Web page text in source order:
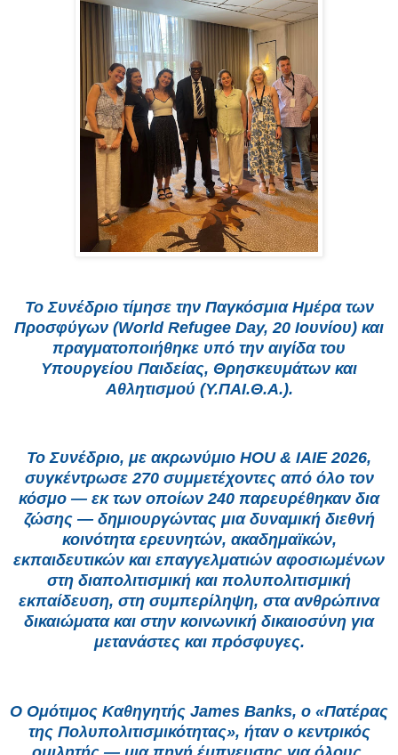
Το Συνέδριο τίμησε την Παγκόσμια Ημέρα των
Προσφύγων (World Refugee Day, 20 Ιουνίου) και
πραγματοποιήθηκε υπό την αιγίδα του
Υπουργείου Παιδείας, Θρησκευμάτων και
Αθλητισμού (Υ.ΠΑΙ.Θ.Α.).
Το Συνέδριο, με ακρωνύμιο HOU & IAIE 2026,
συγκέντρωσε 270 συμμετέχοντες από όλο τον
κόσμο — εκ των οποίων 240 παρευρέθηκαν δια
ζώσης — δημιουργώντας μια δυναμική διεθνή
κοινότητα ερευνητών, ακαδημαϊκών,
εκπαιδευτικών και επαγγελματιών αφοσιωμένων
στη διαπολιτισμική και πολυπολιτισμική
εκπαίδευση, στη συμπερίληψη, στα ανθρώπινα
δικαιώματα και στην κοινωνική δικαιοσύνη για
μετανάστες και πρόσφυγες.
Ο Ομότιμος Καθηγητής James Banks, ο «Πατέρας
της Πολυπολιτισμικότητας», ήταν ο κεντρικός